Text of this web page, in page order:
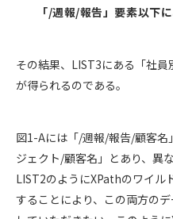
「/週報/報告」要素以下
その結果、LIST3にある「社
が得られるのである。
図1-Aには「/週報/報告/顧客
ジェクト/顧客名」とあり、異
LIST2のようにXPathのワイル
することにより、この両方の